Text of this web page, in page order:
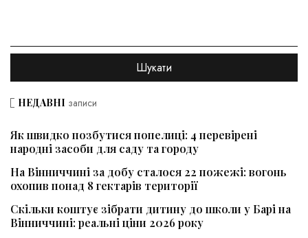
НЕДАВНІ записи
Як швидко позбутися попелиці: 4 перевірені
народні засоби для саду та городу
На Вінниччині за добу сталося 22 пожежі: вогонь
охопив понад 8 гектарів території
Скільки коштує зібрати дитину до школи у Барі на
Вінниччині: реальні ціни 2026 року